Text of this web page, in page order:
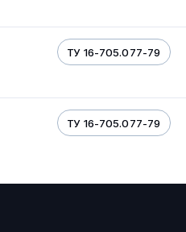
ТУ 16-705.077-79
ТУ 16-705.077-79